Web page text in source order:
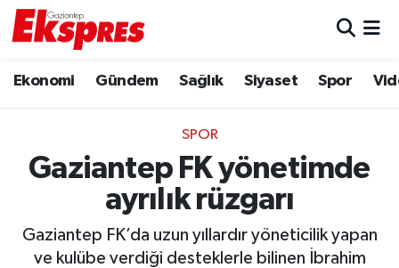
Ekonomi Gündem Sağlık Siyaset Spor
SPOR
Gaziantep FK yönetimde
ayrılık rüzgarı
Gaziantep FK’da uzun yıllardır yöneticilik yapan
ve kulübe verdiği desteklerle bilinen İbrahim
Ekonomi
Gaziantep son dakika
Gündem
Trafik Durumu
Puan Durumu ve Fikstür
Tüm Manşetler
Son Dakika Haberleri